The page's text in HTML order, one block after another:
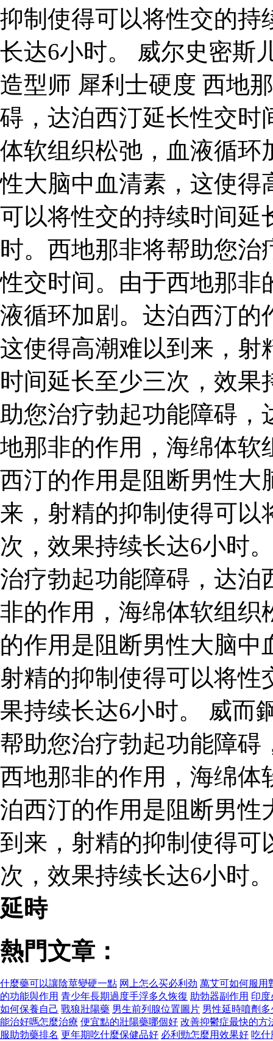
抑制使得可以将性交的持
长达6小时。 威尔史密斯
造型师 犀利士硬度 西地
碍，达泊西汀延长性交时
体软组织松弛，血液循环
性大脑中血清素，这使得
可以将性交的持续时间延
时。西地那非将帮助您
性交时间。由于西地那非
液循环加剧。达泊西汀的
这使得高潮难以到来，射
时间延长至少三次，效果
助您治疗勃起功能障碍
地那非的作用，海绵体软
西汀的作用是阻断男性大
来，射精的抑制使得可以
次，效果持续长达6小时
治疗勃起功能障碍，达泊
非的作用，海绵体软组织
的作用是阻断男性大脑
射精的抑制使得可以将性
果持续长达6小时。 威而
帮助您治疗勃起功能障碍
西地那非的作用，海绵体
泊西汀的作用是阻断男性
到来，射精的抑制使得可
次，效果持续长达6小时
延時
熱門文章：
什麼藥可以讓陰莖變硬一點 网上怎么买必利劲 萬艾可如何服用
的功能與作用 青少年長期過度手浮多久恢復 助勃器副作用 印度
如何保養自己 戰狼壯陽藥 男生前列腺位置圖片 男性延時噴劑多
能治好嗎怎麼治療 便宜點的壯陽藥哪個好 改善抑鬱症最快的方
服助勃藥排名 更年期吃什麼保健品好 必利勁怎麼用效果好 吃什